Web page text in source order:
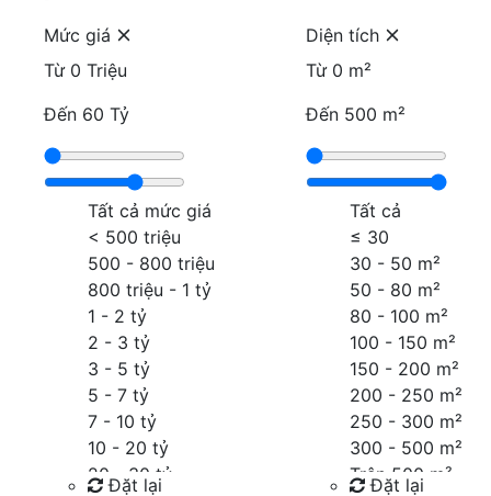
Mức giá
Từ 0 Triệu
Đến 60 Tỷ
Tất cả mức giá
< 500 triệu
500 - 800 triệu
800 triệu - 1 tỷ
1 - 2 tỷ
2 - 3 tỷ
3 - 5 tỷ
5 - 7 tỷ
7 - 10 tỷ
10 - 20 tỷ
20 - 30 tỷ
Đặt lại
Diện tích
Từ 0 m²
Đến 500 m²
Tất cả
≤ 30
30 - 50 m²
50 - 80 m²
80 - 100 m²
100 - 150 m²
150 - 200 m²
200 - 250 m²
250 - 300 m²
300 - 500 m²
Trên 500 m²
Đặt lại